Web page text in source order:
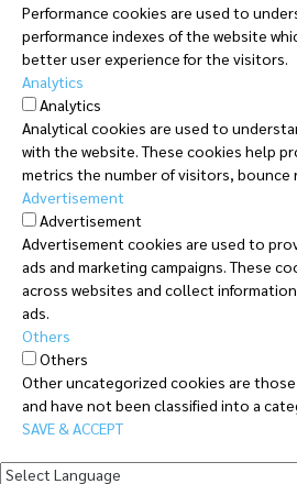
Performance cookies are used to
performance indexes of the website
better user experience for the visitors.
Analytics
Analytics
Analytical cookies are used to
with the website. These cookies help
metrics the number of visitors, bounce
Advertisement
Advertisement
Advertisement cookies are used to
ads and marketing campaigns. These
across websites and collect
ads.
Others
Others
Other uncategorized cookies are
and have not been classified into a
SAVE & ACCEPT